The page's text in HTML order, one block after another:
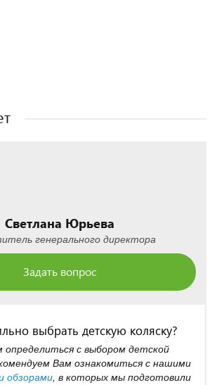
Светлана Юрьева
генерального директора
Задать вопрос
выбрать детскую коляску?
определиться с выбором детской
Вам ознакомиться с нашими
обзорами , в которых мы подготовили